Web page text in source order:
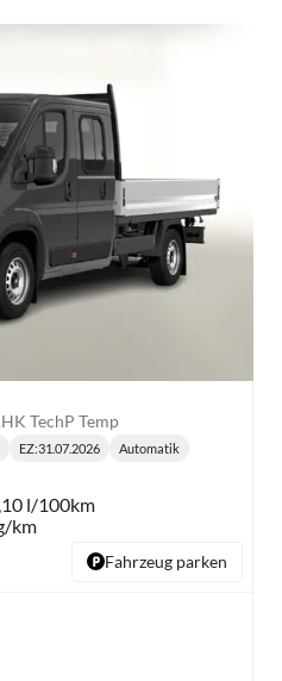
TechP Temp
EZ:31.07.2026
Getriebe:
Automatik
l/100km
km
Fahrzeug parken